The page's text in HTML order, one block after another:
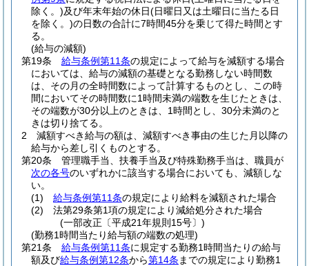
除く。)及び年末年始の休日(日曜日又は土曜日に当たる日
を除く。)の日数の合計に7時間45分を乗じて得た時間とす
る。
(給与の減額)
第19条
給与条例第11条の規定によって給与を減額する場合
においては、給与の減額の基礎となる勤務しない時間数
は、その月の全時間数によって計算するものとし、この時
間においてその時間数に1時間未満の端数を生じたときは、
その端数が30分以上のときは、1時間とし、30分未満のと
きは切り捨てる。
2
減額すべき給与の額は、減額すべき事由の生じた月以降の
給与から差し引くものとする。
第20条
管理職手当、扶養手当及び特殊勤務手当は、職員が
次の各号のいずれかに該当する場合においても、減額しな
い。
(1)
給与条例第11条の規定により給料を減額された場合
(2)
法第29条第1項の規定により減給処分された場合
(一部改正〔平成21年規則15号〕)
(勤務1時間当たり給与額の端数の処理)
第21条
給与条例第11条に規定する勤務1時間当たりの給与
額及び給与条例第12条から第14条 までの規定により勤務1